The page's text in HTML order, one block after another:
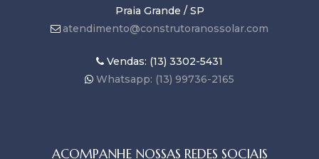
Praia Grande / SP
atendimento@construtoranossolar.com
Vendas: (13) 3302-5431
Whatsapp: (13) 99736-2165
ACOMPANHE NOSSAS REDES SOCIAIS